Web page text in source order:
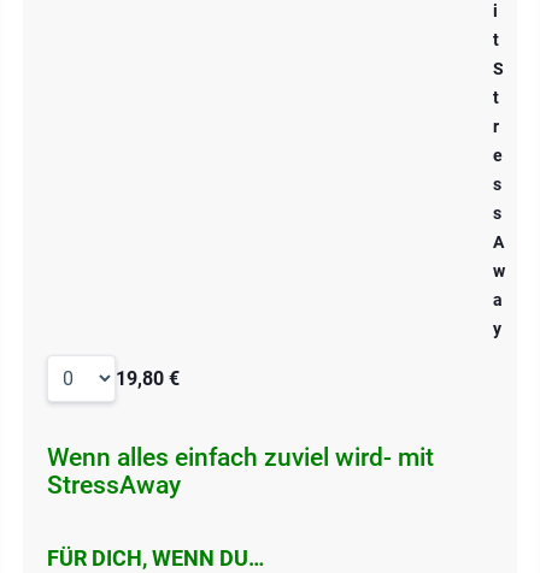
i
t
S
t
r
e
s
s
A
w
a
y
19,80 €
Wenn alles einfach zuviel wird- mit
StressAway
FÜR DICH, WENN DU…